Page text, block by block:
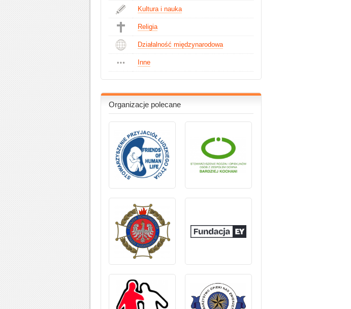
Kultura i nauka
Religia
Działalność międzynarodowa
Inne
Organizacje polecane